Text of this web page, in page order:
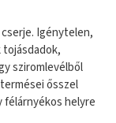
Igénytelen,
sziromlevélből
ősszel
félárnyékos helyre